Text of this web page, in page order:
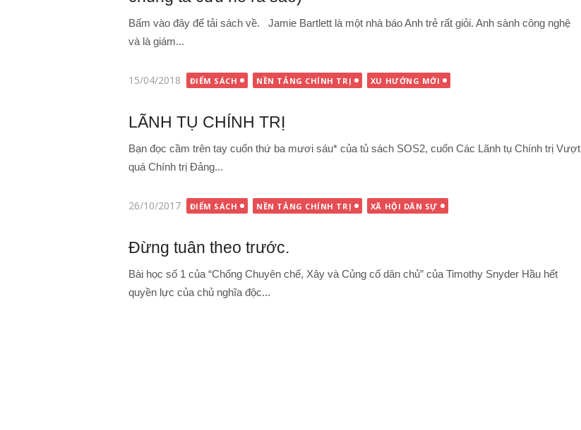
Bấm vào đây để tải sách về. Jamie Bartlett là một nhà báo Anh trẻ rất giỏi. Anh sành công nghệ
và là giám...
Đăng
15/04/2018 ĐIỂM SÁCH NỀN TẢNG CHÍNH TRỊ XU HƯỚNG MỚI
LÃNH TỤ CHÍNH TRỊ
Bạn đọc cầm trên tay cuốn thứ ba mươi sáu* của tủ sách SOS2, cuốn Các Lãnh tụ Chính trị Vượt
quá Chính trị Đảng...
Đăng
26/10/2017 ĐIỂM SÁCH NỀN TẢNG CHÍNH TRỊ XÃ HỘI DÂN SỰ
Đừng tuân theo trước.
Bài học số 1 của “Chống Chuyên chế, Xây và Củng cố dân chủ” của Timothy Snyder Hầu hết
quyền lực của chủ nghĩa độc...